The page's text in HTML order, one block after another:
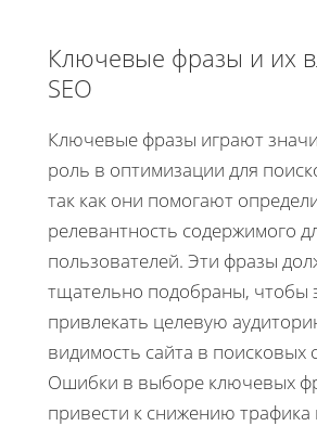
Ключевые фразы и их
SEO
Ключевые фразы играют
роль в оптимизации для
так как они помогают
релевантность содержимого
пользователей. Эти фразы
тщательно подобраны, чтобы
привлекать целевую
видимость сайта в поисковых
Ошибки в выборе ключевых
привести к снижению